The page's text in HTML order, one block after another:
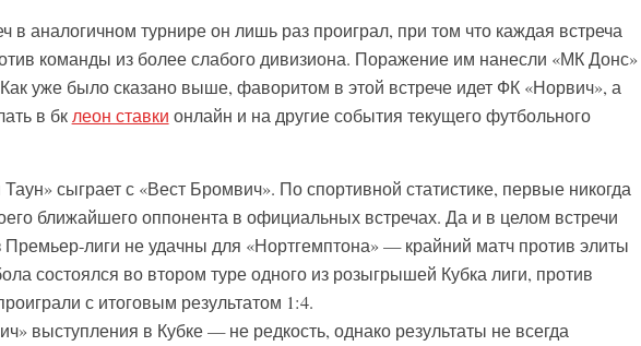
в аналогичном турнире он лишь раз проиграл, при том что каждая встреча
команды из более слабого дивизиона. Поражение им нанесли «МК Донс»
Как уже было сказано выше, фаворитом в этой встрече идет ФК «Норвич», а
в бклеон ставки онлайн и на другие события текущего футбольного
сыграет с «Вест Бромвич». По спортивной статистике, первые никогда
ближайшего оппонента в официальных встречах. Да и в целом встречи
Премьер-лиги не удачны для «Нортгемптона» — крайний матч против элиты
состоялся во втором туре одного из розыгрышей Кубка лиги, против
с итоговым результатом 1:4.
выступления в Кубке — не редкость, однако результаты не всегда